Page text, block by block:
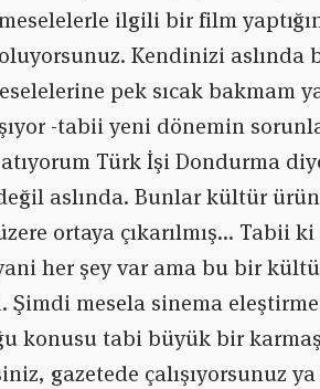
ilgili bir film
oluyorsunuz. Kendinizi
pek sıcak bakmam
-tabii yeni dönemin
Türk İşi Dondurma
aslında. Bunlar kültür
ortaya çıkarılmış… Tabii
her şey var ama bu bir
Şimdi mesela sinema
konusu tabi büyük bir
gazetede çalışıyorsunuz